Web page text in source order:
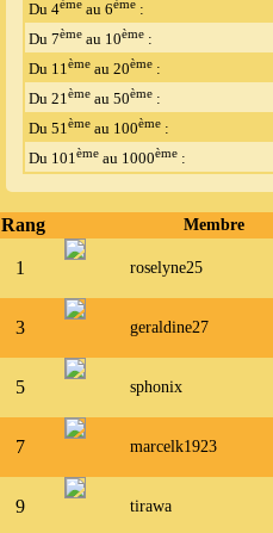
Du 4ème au 6ème :
Du 7ème au 10ème :
Du 11ème au 20ème :
Du 21ème au 50ème :
Du 51ème au 100ème :
Du 101ème au 1000ème :
Rang Membre
1 roselyne25
3 geraldine27
5 sphonix
7 marcelk1923
9 tirawa